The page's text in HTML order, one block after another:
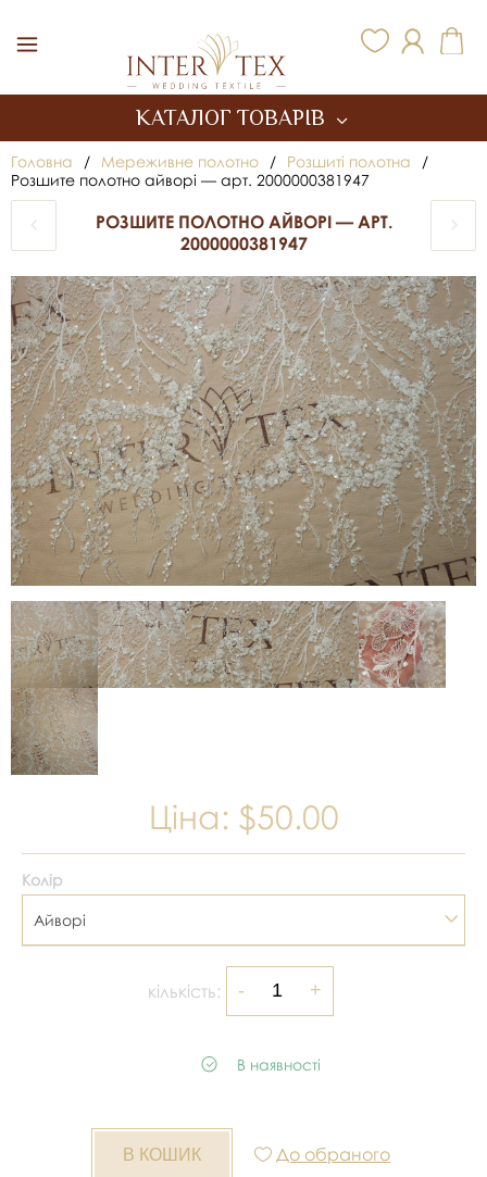
КАТАЛОГ ТОВАРІВ
Головна / Мереживне полотно / Розшиті полотна
/
Розшите полотно айворі — арт. 2000000381947
РОЗШИТЕ ПОЛОТНО АЙВОРІ — АРТ.
2000000381947
Ціна: $50.00
Колір
Айворі
кількість:
В наявності
До обраного